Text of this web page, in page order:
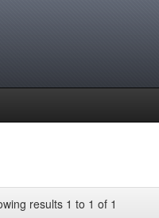
results 1 to 1 of 1